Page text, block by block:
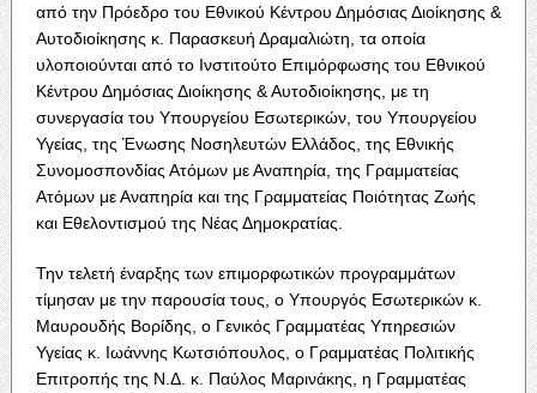
από την Πρόεδρο του Εθνικού Κέντρου Δημόσιας Διοίκησης &
Αυτοδιοίκησης κ. Παρασκευή Δραμαλιώτη, τα οποία
υλοποιούνται από το Ινστιτούτο Επιμόρφωσης του Εθνικού
Κέντρου Δημόσιας Διοίκησης & Αυτοδιοίκησης, με τη
συνεργασία του Υπουργείου Εσωτερικών, του Υπουργείου
Υγείας, της Ένωσης Νοσηλευτών Ελλάδος, της Εθνικής
Συνομοσπονδίας Ατόμων με Αναπηρία, της Γραμματείας
Ατόμων με Αναπηρία και της Γραμματείας Ποιότητας Ζωής
και Εθελοντισμού της Νέας Δημοκρατίας.
Την τελετή έναρξης των επιμορφωτικών προγραμμάτων
τίμησαν με την παρουσία τους, ο Υπουργός Εσωτερικών κ.
Μαυρουδής Βορίδης, ο Γενικός Γραμματέας Υπηρεσιών
Υγείας κ. Ιωάννης Κωτσιόπουλος, ο Γραμματέας Πολιτικής
Επιτροπής της Ν.Δ. κ. Παύλος Μαρινάκης, η Γραμματέας